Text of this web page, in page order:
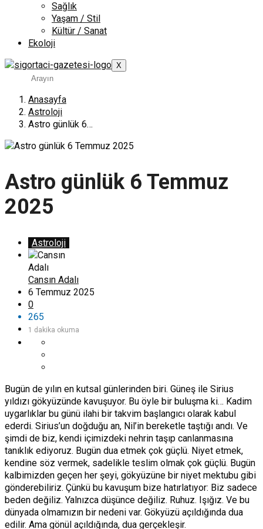
Sağlık
Yaşam / Stil
Kültür / Sanat
Ekoloji
X
Anasayfa
Astroloji
Astro günlük 6…
Astro günlük 6 Temmuz
2025
Astroloji
Cansın Adalı
6 Temmuz 2025
0
265
1 dakika okuma
Bugün de yılın en kutsal günlerinden biri. Güneş ile Sirius
yıldızı gökyüzünde kavuşuyor. Bu öyle bir buluşma ki… Kadim
uygarlıklar bu günü ilahi bir takvim başlangıcı olarak kabul
ederdi. Sirius’un doğduğu an, Nil’in bereketle taştığı andı. Ve
şimdi de biz, kendi içimizdeki nehrin taşıp canlanmasına
tanıklık ediyoruz. Bugün dua etmek çok güçlü. Niyet etmek,
kendine söz vermek, sadelikle teslim olmak çok güçlü. Bugün
kalbimizden geçen her şeyi, gökyüzüne bir niyet mektubu gibi
gönderebiliriz. Çünkü bu kavuşum bize hatırlatıyor: Biz sadece
beden değiliz. Yalnızca düşünce değiliz. Ruhuz. Işığız. Ve bu
dünyada olmamızın bir nedeni var. Gökyüzü açıldığında dua
edilir. Ama gönül açıldığında, dua gerçekleşir.